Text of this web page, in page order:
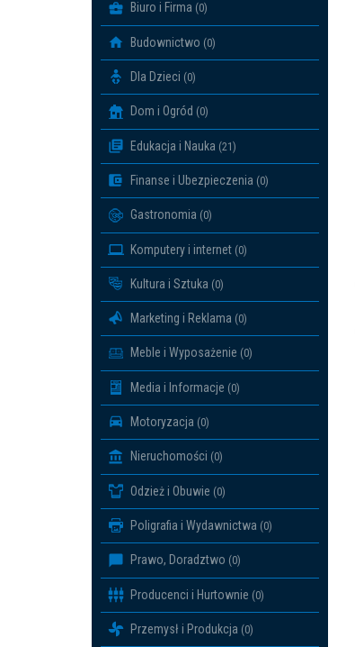
Biuro i Firma (0)
Budownictwo (0)
Dla Dzieci (0)
Dom i Ogród (0)
Edukacja i Nauka (21)
Finanse i Ubezpieczenia (0)
Gastronomia (0)
Komputery i internet (0)
Kultura i Sztuka (0)
Marketing i Reklama (0)
Meble i Wyposażenie (0)
Media i Informacje (0)
Motoryzacja (0)
Nieruchomości (0)
Odzież i Obuwie (0)
Poligrafia i Wydawnictwa (0)
Prawo, Doradztwo (0)
Producenci i Hurtownie (0)
Przemysł i Produkcja (0)